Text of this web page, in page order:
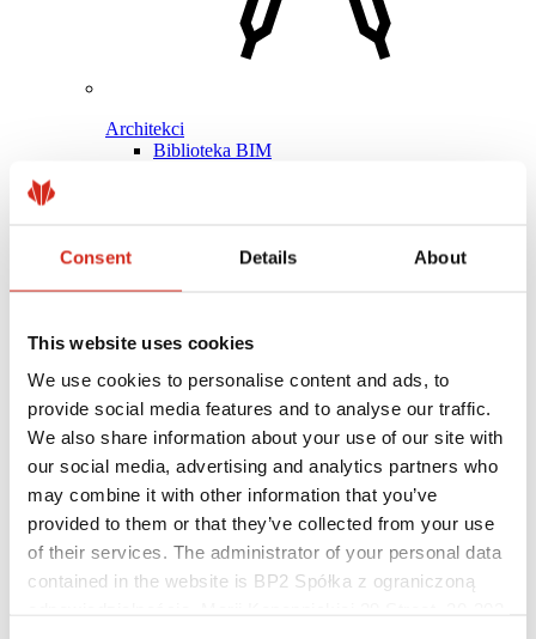
Consent Details About
This website uses cookies
We use cookies to personalise content and ads, to
provide social media features and to analyse our traffic.
We also share information about your use of our site with
our social media, advertising and analytics partners who
may combine it with other information that you’ve
provided to them or that they’ve collected from your use
of their services. The administrator of your personal data
contained in the website is BP2 Spółka z ograniczoną
Architekci
Biblioteka BIM
Pomocne linki